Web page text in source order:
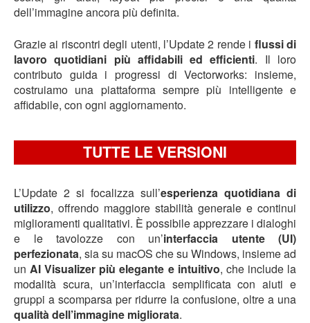
dell’immagine ancora più definita.
Grazie ai riscontri degli utenti, l’Update 2 rende i flussi di
lavoro quotidiani più affidabili ed efficienti. Il loro
contributo guida i progressi di Vectorworks: insieme,
costruiamo una piattaforma sempre più intelligente e
affidabile, con ogni aggiornamento.
TUTTE LE VERSIONI
L’Update 2 si focalizza sull’esperienza quotidiana di
utilizzo, offrendo maggiore stabilità generale e continui
miglioramenti qualitativi. È possibile apprezzare i dialoghi
e le tavolozze con un’interfaccia utente (UI)
perfezionata, sia su macOS che su Windows, insieme ad
unAI Visualizer più elegante e intuitivo, che include la
modalità scura, un’interfaccia semplificata con aiuti e
gruppi a scomparsa per ridurre la confusione, oltre a una
qualità dell’immagine migliorata.